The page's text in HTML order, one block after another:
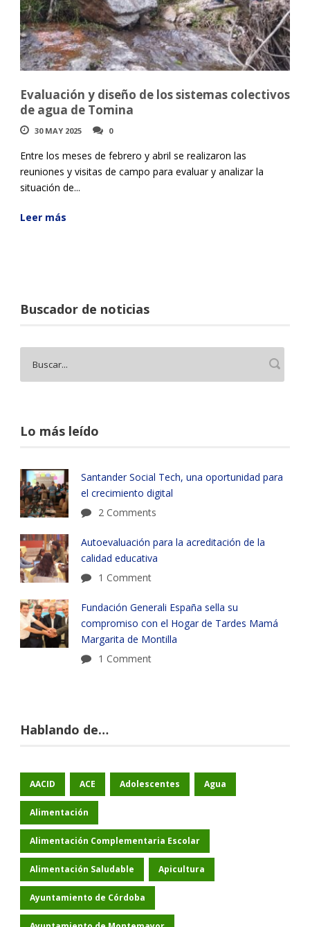
Evaluación y diseño de los sistemas colectivos
de agua de Tomina
30 MAY 2025 0
Entre los meses de febrero y abril se realizaron las
reuniones y visitas de campo para evaluar y analizar la
situación de...
Leer más
Buscador de noticias
Lo más leído
Santander Social Tech, una oportunidad para
el crecimiento digital
2 Comments
Autoevaluación para la acreditación de la
calidad educativa
1 Comment
Fundación Generali España sella su
compromiso con el Hogar de Tardes Mamá
Margarita de Montilla
1 Comment
Hablando de…
AACID ACE Adolescentes Agua
Alimentación
Alimentación Complementaria Escolar
Alimentación Saludable Apicultura
Ayuntamiento de Córdoba